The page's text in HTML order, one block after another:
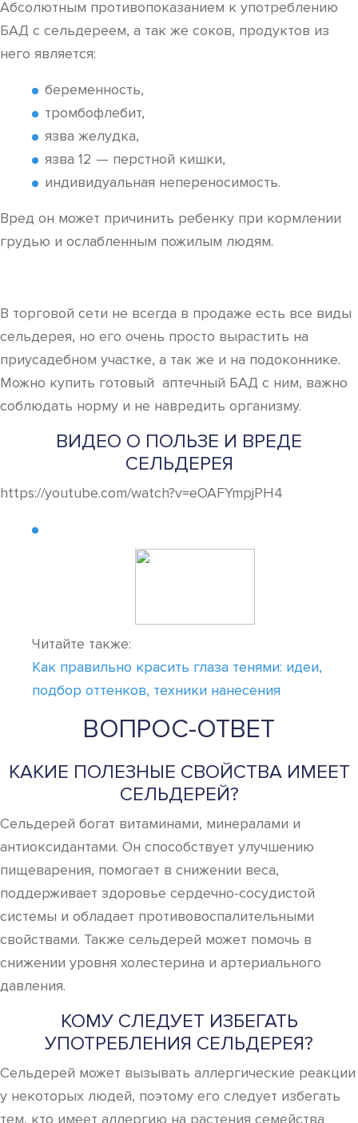
Абсолютным противопоказанием к употреблению
БАД с сельдереем, а так же соков, продуктов из
него является:
беременность,
тромбофлебит,
язва желудка,
язва 12 — перстной кишки,
индивидуальная непереносимость.
Вред он может причинить ребенку при кормлении
грудью и ослабленным пожилым людям.
В торговой сети не всегда в продаже есть все виды
сельдерея, но его очень просто вырастить на
приусадебном участке, а так же и на подоконнике.
Можно купить готовый аптечный БАД с ним, важно
соблюдать норму и не навредить организму.
ВИДЕО О ПОЛЬЗЕ И ВРЕДЕ
СЕЛЬДЕРЕЯ
https://youtube.com/watch?v=eOAFYmpjPH4
Читайте также:
Как правильно красить глаза тенями: идеи,
подбор оттенков, техники нанесения
ВОПРОС-ОТВЕТ
КАКИЕ ПОЛЕЗНЫЕ СВОЙСТВА ИМЕЕТ
СЕЛЬДЕРЕЙ?
Сельдерей богат витаминами, минералами и
антиоксидантами. Он способствует улучшению
пищеварения, помогает в снижении веса,
поддерживает здоровье сердечно-сосудистой
системы и обладает противовоспалительными
свойствами. Также сельдерей может помочь в
снижении уровня холестерина и артериального
давления.
КОМУ СЛЕДУЕТ ИЗБЕГАТЬ
УПОТРЕБЛЕНИЯ СЕЛЬДЕРЕЯ?
Сельдерей может вызывать аллергические реакции
у некоторых людей, поэтому его следует избегать
тем, кто имеет аллергию на растения семейства